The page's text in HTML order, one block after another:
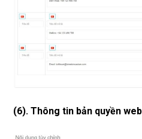
(6). Thông tin bản quyền